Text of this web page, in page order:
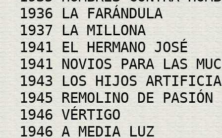
1936 LA FARÁNDULA
1937 LA MILLONA
1941 EL HERMANO JOSÉ
1941 NOVIOS PARA LAS
1943 LOS HIJOS
1945 REMOLINO DE PASIÓN
1946 VÉRTIGO
1946 A MEDIA LUZ